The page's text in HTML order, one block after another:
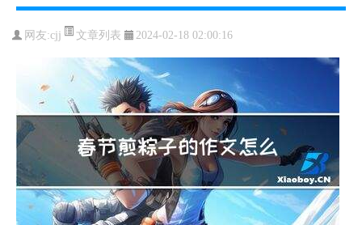
网友:cjj 文章列表 2024-02-18 02:00:16